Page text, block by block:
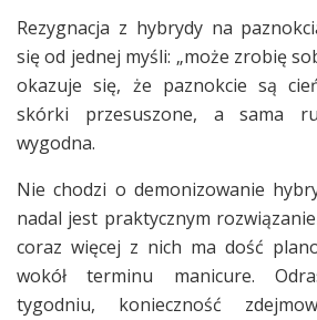
Rezygnacja z hybrydy na
się od jednej myśli: „może zrobię
okazuje się, że paznokcie są
skórki przesuszone, a sama
wygodna.
Nie chodzi o demonizowanie
nadal jest praktycznym
coraz więcej z nich ma dość
wokół terminu manicure.
tygodniu, konieczność